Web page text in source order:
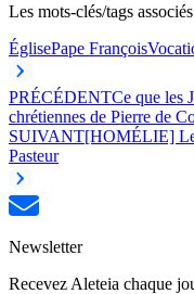
Les mots-clés/tags
ÉglisePape François
PRÉCÉDENTCe que les
chrétiennes de Pierre de
SUIVANT[HOMÉLIE] Le
Pasteur
Newsletter
Recevez Aleteia chaque